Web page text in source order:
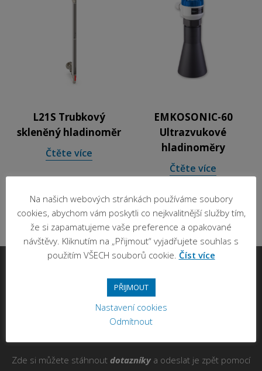
L21S Trubkový
skleněný hladinoměr
Čtěte více
EMKOSONIC-60
Ultrazvukové
hladinoměry
Čtěte více
V případě jakýchkoli dotazů nebo požadavků nás neváhejte
kontaktovat. Odpovíme co nejdříve, obvykle do 3 pracovních
Zde si můžete stáhnout dotazníky a odeslat je zpět pomocí
Na našich webových stránkách používáme soubory
cookies, abychom vám poskytli co nejkvalitnější služby tím,
že si zapamatujeme vaše preference a opakované
návštěvy. Kliknutím na „Přijmout“ vyjadřujete souhlas s
použitím VŠECH souborů cookie. Číst více
PŘIJMOUT
Nastavení cookies
Odmítnout